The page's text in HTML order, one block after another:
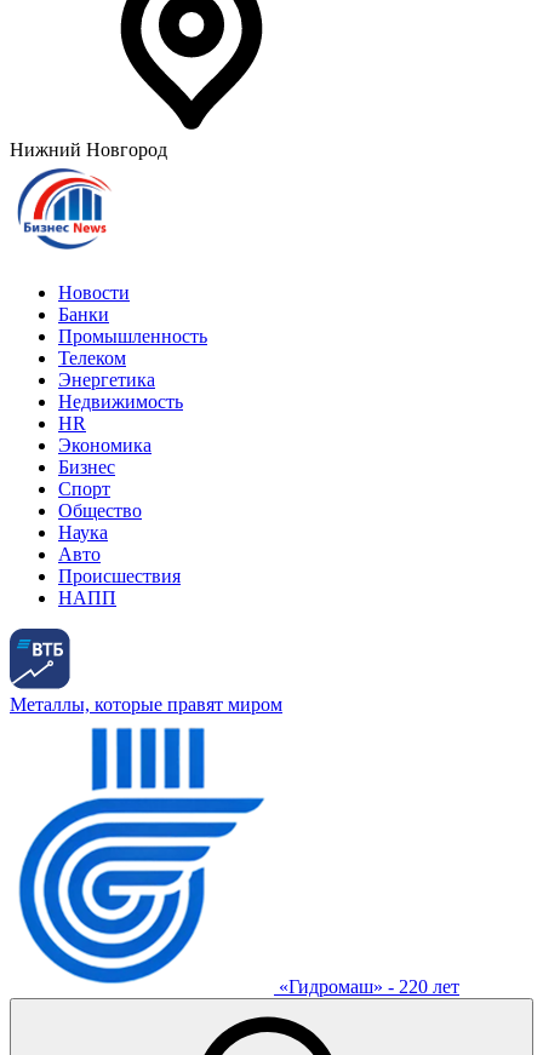
Нижний Новгород
Новости
Банки
Промышленность
Телеком
Энергетика
Недвижимость
HR
Экономика
Бизнес
Спорт
Общество
Наука
Авто
Происшествия
НАПП
Металлы, которые правят миром
«Гидромаш» - 220 лет